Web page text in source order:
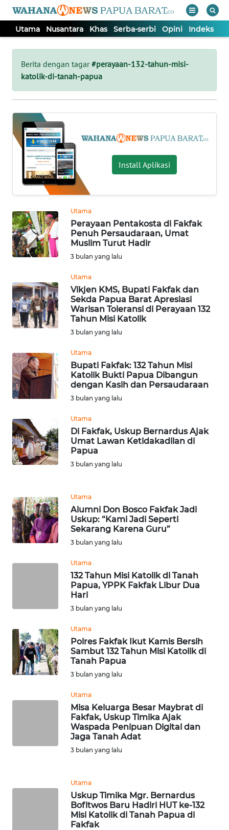
Utama Nusantara Khas Serba-serbi Opini Indeks
Berita dengan tagar#perayaan-132-tahun-misi-
katolik-di-tanah-papua
Install Aplikasi
Utama
Perayaan Pentakosta di Fakfak
Penuh Persaudaraan, Umat
Muslim Turut Hadir
3 bulan yang lalu
Utama
Vikjen KMS, Bupati Fakfak dan
Sekda Papua Barat Apresiasi
Warisan Toleransi di Perayaan 132
Tahun Misi Katolik
3 bulan yang lalu
Utama
Bupati Fakfak: 132 Tahun Misi
Katolik Bukti Papua Dibangun
dengan Kasih dan Persaudaraan
3 bulan yang lalu
Utama
Di Fakfak, Uskup Bernardus Ajak
Umat Lawan Ketidakadilan di
Papua
3 bulan yang lalu
Utama
Alumni Don Bosco Fakfak Jadi
Uskup: “Kami Jadi Seperti
Sekarang Karena Guru”
3 bulan yang lalu
Utama
132 Tahun Misi Katolik di Tanah
Papua, YPPK Fakfak Libur Dua
Hari
3 bulan yang lalu
Utama
Polres Fakfak Ikut Kamis Bersih
Sambut 132 Tahun Misi Katolik di
Tanah Papua
3 bulan yang lalu
Utama
Misa Keluarga Besar Maybrat di
Fakfak, Uskup Timika Ajak
Waspada Penipuan Digital dan
Jaga Tanah Adat
3 bulan yang lalu
Utama
Uskup Timika Mgr. Bernardus
Bofitwos Baru Hadiri HUT ke-132
Misi Katolik di Tanah Papua di
Fakfak
Tutup
NUSANTARA
KHAS
SERBA-
SERBI
OPINI
Informasi
KONTAK
KAMI
TENTANG
KAMI
MEDIA
SIBER
REDAKSI
DISCLAIMER
Wahana
Regional
WN
JAKARTA
WN
JABAR
KEPRI